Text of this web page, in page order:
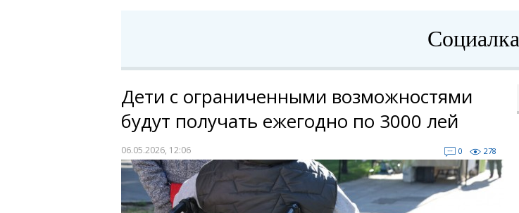
Социалка
Дети с ограниченными возможностями
будут получать ежегодно по 3000 лей
06.05.2026, 12:06 0 278